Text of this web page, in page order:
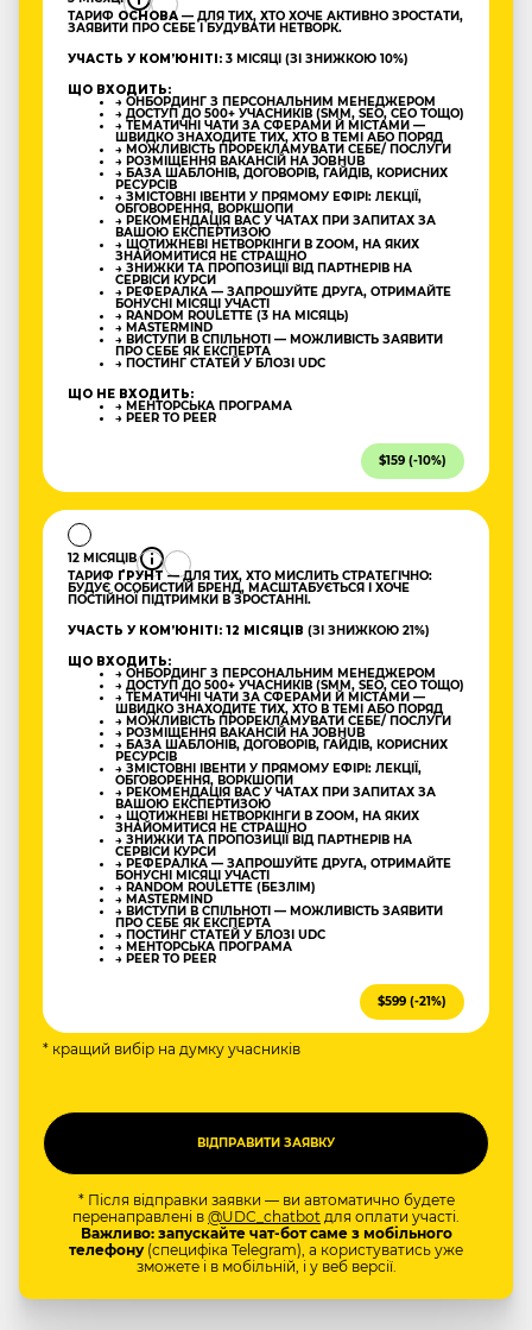
ТАРИФ ОСНОВА — ДЛЯ ТИХ, ХТО ХОЧЕ АКТИВНО ЗРОСТАТИ,
ЗАЯВИТИ ПРО СЕБЕ І БУДУВАТИ НЕТВОРК.
УЧАСТЬ У КОМʼЮНІТІ: 3 МІСЯЦІ (ЗІ ЗНИЖКОЮ 10%)
ЩО ВХОДИТЬ:
→ ОНБОРДИНГ З ПЕРСОНАЛЬНИМ МЕНЕДЖЕРОМ
→ ДОСТУП ДО 500+ УЧАСНИКІВ (SMM, SEO, CEO ТОЩО)
→ ТЕМАТИЧНІ ЧАТИ ЗА СФЕРАМИ Й МІСТАМИ —
ШВИДКО ЗНАХОДИТЕ ТИХ, ХТО В ТЕМІ АБО ПОРЯД
→ МОЖЛИВІСТЬ ПРОРЕКЛАМУВАТИ СЕБЕ/ ПОСЛУГИ
→ РОЗМІЩЕННЯ ВАКАНСІЙ НА JOBHUB
→ БАЗА ШАБЛОНІВ, ДОГОВОРІВ, ГАЙДІВ, КОРИСНИХ
РЕСУРСІВ
→ ЗМІСТОВНІ ІВЕНТИ У ПРЯМОМУ ЕФІРІ: ЛЕКЦІЇ,
ОБГОВОРЕННЯ, ВОРКШОПИ
→ РЕКОМЕНДАЦІЯ ВАС У ЧАТАХ ПРИ ЗАПИТАХ ЗА
ВАШОЮ ЕКСПЕРТИЗОЮ
→ ЩОТИЖНЕВІ НЕТВОРКІНГИ В ZOOM, НА ЯКИХ
ЗНАЙОМИТИСЯ НЕ СТРАШНО
→ ЗНИЖКИ ТА ПРОПОЗИЦІЇ ВІД ПАРТНЕРІВ НА
СЕРВІСИ КУРСИ
→ РЕФЕРАЛКА — ЗАПРОШУЙТЕ ДРУГА, ОТРИМАЙТЕ
БОНУСНІ МІСЯЦІ УЧАСТІ
→ RANDOM ROULETTE (3 НА МІСЯЦЬ)
→ MASTERMIND
→ ВИСТУПИ В СПІЛЬНОТІ — МОЖЛИВІСТЬ ЗАЯВИТИ
ПРО СЕБЕ ЯК ЕКСПЕРТА
→ ПОСТИНГ СТАТЕЙ У БЛОЗІ UDC
ЩО НЕ ВХОДИТЬ:
→ МЕНТОРСЬКА ПРОГРАМА
→ PEER TO PEER
$159 (-10%)
12 МІСЯЦІВ
ТАРИФ ҐРУНТ — ДЛЯ ТИХ, ХТО МИСЛИТЬ СТРАТЕГІЧНО:
БУДУЄ ОСОБИСТИЙ БРЕНД, МАСШТАБУЄТЬСЯ І ХОЧЕ
ПОСТІЙНОЇ ПІДТРИМКИ В ЗРОСТАННІ.
УЧАСТЬ У КОМʼЮНІТІ: 12 МІСЯЦІВ (ЗІ ЗНИЖКОЮ 21%)
ЩО ВХОДИТЬ:
→ ОНБОРДИНГ З ПЕРСОНАЛЬНИМ МЕНЕДЖЕРОМ
→ ДОСТУП ДО 500+ УЧАСНИКІВ (SMM, SEO, CEO ТОЩО)
→ ТЕМАТИЧНІ ЧАТИ ЗА СФЕРАМИ Й МІСТАМИ —
ШВИДКО ЗНАХОДИТЕ ТИХ, ХТО В ТЕМІ АБО ПОРЯД
→ МОЖЛИВІСТЬ ПРОРЕКЛАМУВАТИ СЕБЕ/ ПОСЛУГИ
→ РОЗМІЩЕННЯ ВАКАНСІЙ НА JOBHUB
→ БАЗА ШАБЛОНІВ, ДОГОВОРІВ, ГАЙДІВ, КОРИСНИХ
РЕСУРСІВ
→ ЗМІСТОВНІ ІВЕНТИ У ПРЯМОМУ ЕФІРІ: ЛЕКЦІЇ,
ОБГОВОРЕННЯ, ВОРКШОПИ
→ РЕКОМЕНДАЦІЯ ВАС У ЧАТАХ ПРИ ЗАПИТАХ ЗА
ВАШОЮ ЕКСПЕРТИЗОЮ
→ ЩОТИЖНЕВІ НЕТВОРКІНГИ В ZOOM, НА ЯКИХ
ЗНАЙОМИТИСЯ НЕ СТРАШНО
→ ЗНИЖКИ ТА ПРОПОЗИЦІЇ ВІД ПАРТНЕРІВ НА
СЕРВІСИ КУРСИ
→ РЕФЕРАЛКА — ЗАПРОШУЙТЕ ДРУГА, ОТРИМАЙТЕ
БОНУСНІ МІСЯЦІ УЧАСТІ
→ RANDOM ROULETTE (БЕЗЛІМ)
→ MASTERMIND
→ ВИСТУПИ В СПІЛЬНОТІ — МОЖЛИВІСТЬ ЗАЯВИТИ
ПРО СЕБЕ ЯК ЕКСПЕРТА
→ ПОСТИНГ СТАТЕЙ У БЛОЗІ UDC
→ МЕНТОРСЬКА ПРОГРАМА
→ PEER TO PEER
$599 (-21%)
* кращий вибір на думку учасників
* Після відправки заявки — ви автоматично будете
перенаправлені в @UDC_chatbot для оплати участі.
Важливо: запускайте чат-бот саме з мобільного
телефону(специфіка Telegram), а користуватись уже
зможете і в мобільній, і у веб версії.